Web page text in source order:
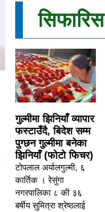
सिफारिस
गुल्मीमा झिनियाँ व्यापार
फस्टाउँदै, बिदेश सम्म
पुग्छन गुल्मीमा बनेका
झिनियाँ (फोटो फिचर)
टोपलाल अर्यालगुल्मी, ६
कार्तिक । रेसुंगा
नगरपालिका ८ की ३६
बर्षीय सुमित्रा श्रेष्ठलाई